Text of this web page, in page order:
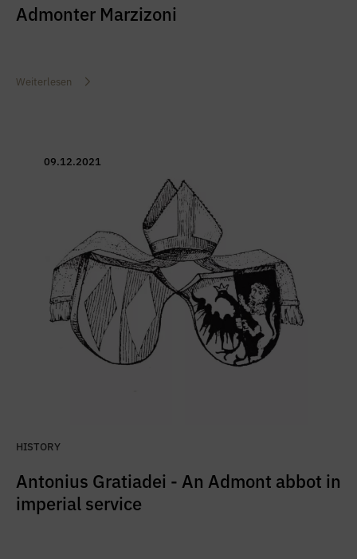
Admonter Marzizoni
Weiterlesen
09.12.2021
HISTORY
Antonius Gratiadei - An Admont abbot in
imperial service